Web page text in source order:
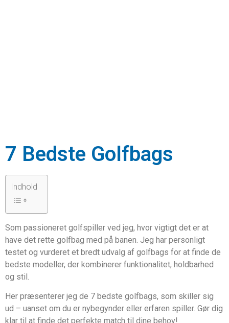
7 Bedste Golfbags
Indhold
Som passioneret golfspiller ved jeg, hvor vigtigt det er at
have det rette golfbag med på banen. Jeg har personligt
testet og vurderet et bredt udvalg af golfbags for at finde de
bedste modeller, der kombinerer funktionalitet, holdbarhed
og stil.
Her præsenterer jeg de 7 bedste golfbags, som skiller sig
ud – uanset om du er nybegynder eller erfaren spiller. Gør dig
klar til at finde det perfekte match til dine behov!